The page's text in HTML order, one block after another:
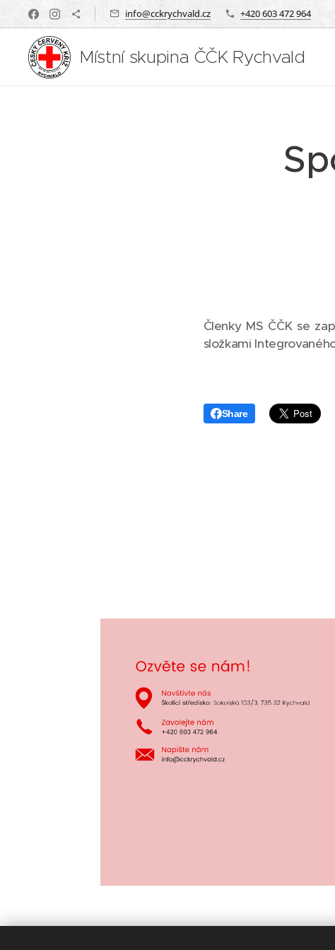
info@cckrychvald.cz +420 603 472 964
Místní skupina ČČK Rychvald
Členky MS ČČK se
složkami
Share